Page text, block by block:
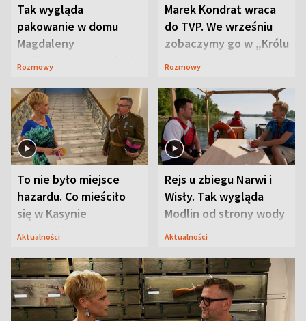
Tak wygląda
pakowanie w domu
Magdaleny
Waligórskiej-Lisieckiej.
Rozmowy
Marek Kondrat wraca
do TVP. We wrześniu
zobaczymy go w „Królu
Maciusiu I”
Rozmowy
To nie było miejsce
hazardu. Co mieściło
się w Kasynie
Oficerskim?
Aktualności
Rejs u zbiegu Narwi i
Wisły. Tak wygląda
Modlin od strony wody
Aktualności